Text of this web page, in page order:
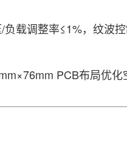
负载调整率≤1%，纹波
PCB布局优化